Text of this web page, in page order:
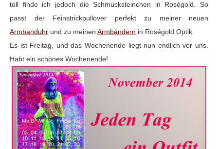
toll finde ich jedoch die Schmucksteinchen in Roségold. So
passt der Feinstrickpullover perfekt zu meiner neuen
Armbanduhr und zu meinen Armbändern in Roségold Optik.
Es ist Freitag, und das Wochenende liegt nun endlich vor uns.
Habt ein schönes Wochenende!